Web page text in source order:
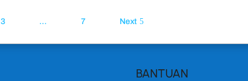
3 … 7 Next
BANTUAN